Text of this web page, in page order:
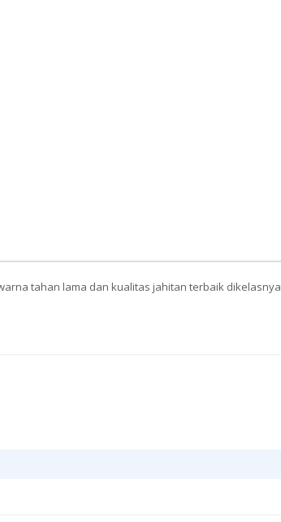
tahan lama dan kualitas jahitan terbaik